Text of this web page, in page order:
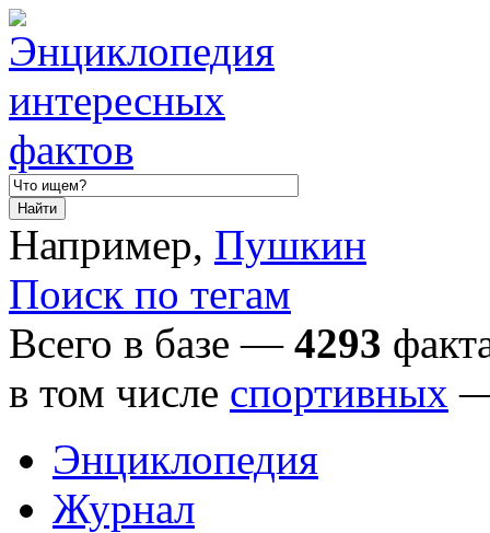
Например, Пушкин
Поиск по тегам
Всего в базе — 4293
в том числе спортивных
Энциклопедия
Журнал